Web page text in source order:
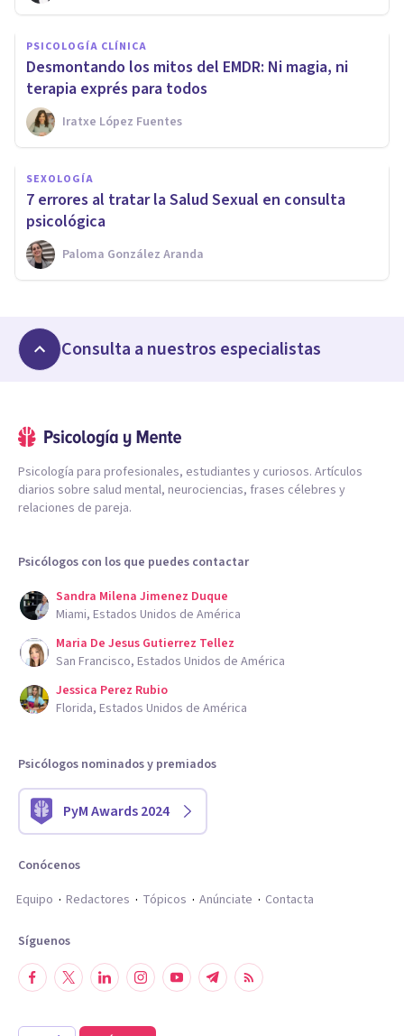
PSICOLOGÍA CLÍNICA
Desmontando los mitos del EMDR: Ni magia, ni
terapia exprés para todos
Iratxe López Fuentes
SEXOLOGÍA
7 errores al tratar la Salud Sexual en consulta
psicológica
Paloma González Aranda
Consulta a nuestros especialistas
Psicología para profesionales, estudiantes y curiosos. Artículos
diarios sobre salud mental, neurociencias, frases célebres y
relaciones de pareja.
Psicólogos con los que puedes contactar
Sandra Milena Jimenez Duque
Miami, Estados Unidos de América
Maria De Jesus Gutierrez Tellez
San Francisco, Estados Unidos de América
Jessica Perez Rubio
Florida, Estados Unidos de América
Psicólogos nominados y premiados
PyM Awards 2024
Conócenos
Equipo
Redactores Tópicos Anúnciate Contacta
Síguenos